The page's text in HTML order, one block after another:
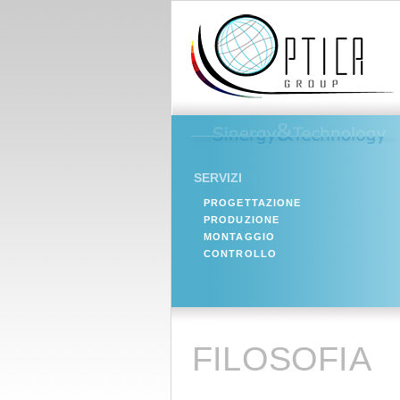
SERVIZI
PROGETTAZIONE
PRODUZIONE
MONTAGGIO
CONTROLLO
FILOSOFIA